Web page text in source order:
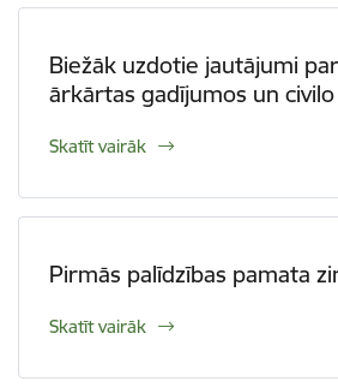
Biežāk uzdotie jautājumi
ārkārtas gadījumos un
Skatīt vairāk
Pirmās palīdzības pamata
Skatīt vairāk